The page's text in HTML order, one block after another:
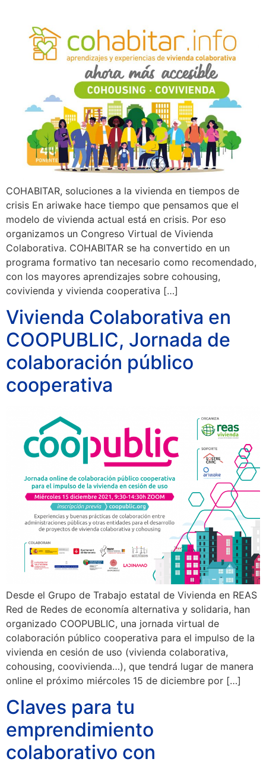
COHABITAR, soluciones a la vivienda en tiempos de
crisis En ariwake hace tiempo que pensamos que el
modelo de vivienda actual está en crisis. Por eso
organizamos un Congreso Virtual de Vivienda
Colaborativa. COHABITAR se ha convertido en un
programa formativo tan necesario como recomendado,
con los mayores aprendizajes sobre cohousing,
covivienda y vivienda cooperativa […]
Vivienda Colaborativa en
COOPUBLIC, Jornada de
colaboración público
cooperativa
Desde el Grupo de Trabajo estatal de Vivienda en REAS
Red de Redes de economía alternativa y solidaria, han
organizado COOPUBLIC, una jornada virtual de
colaboración público cooperativa para el impulso de la
vivienda en cesión de uso (vivienda colaborativa,
cohousing, coovivienda…), que tendrá lugar de manera
online el próximo miércoles 15 de diciembre por […]
Claves para tu
emprendimiento
colaborativo con